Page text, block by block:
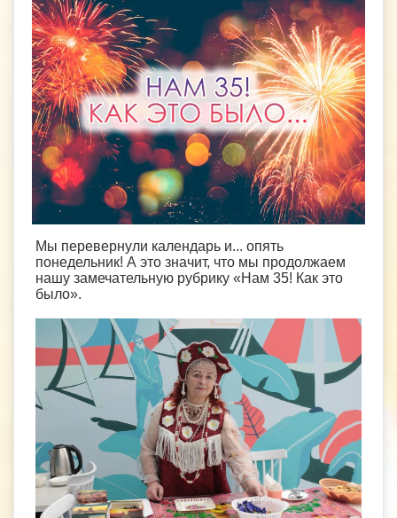
Мы перевернули календарь и... опять
понедельник! А это значит, что мы продолжаем
нашу замечательную рубрику «Нам 35! Как это
было».